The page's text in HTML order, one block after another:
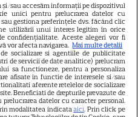
STRĂINE
peștelui posac”,
animată inspirată
bestseller The New
ajunge în
pe 7 august
și/sau accesăm informații pe dispozitivul
unici pentru prelucrarea datelor cu
gestiona preferințele dvs. făcând clic
utilizării unui interes legitim în orice
confidențialitate. Aceste alegeri vor fi
vor afecta navigarea. Mai multe detalii
socializare si agentiile de publicitate
de servicii de date analitice) prelucram
sa functioneze, pentru a personaliza
afisate in functie de interesele si/sau
aferente retelelor de socializare
Beneficiati de drepturile prevazute de
prelucrarea datelor cu caracter personal.
modalitatea indicataaici. Prin click pe